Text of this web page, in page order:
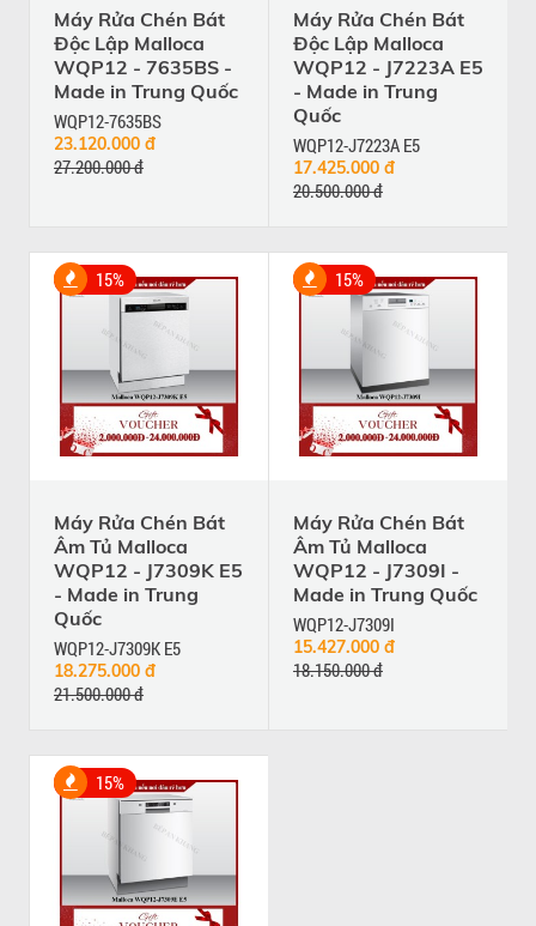
Máy Rửa Chén Bát
Độc Lập Malloca
WQP12 - 7635BS -
Made in Trung Quốc
WQP12-7635BS
23.120.000 đ
27.200.000 đ
Máy Rửa Chén Bát
Độc Lập Malloca
WQP12 - J7223A E5
- Made in Trung
Quốc
WQP12-J7223A E5
17.425.000 đ
20.500.000 đ
15%
Máy Rửa Chén Bát
Âm Tủ Malloca
WQP12 - J7309K E5
- Made in Trung
Quốc
WQP12-J7309K E5
18.275.000 đ
21.500.000 đ
15%
Máy Rửa Chén Bát
Âm Tủ Malloca
WQP12 - J7309I -
Made in Trung Quốc
WQP12-J7309I
15.427.000 đ
18.150.000 đ
15%